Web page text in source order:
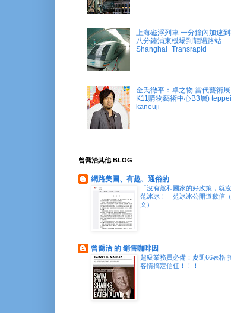
上海磁浮列車 一分鐘內加速
八分鐘浦東機場到龍陽路站
Shanghai_Transrapid
金氏徹平：卓之物 當代藝術
K11購物藝術中心B3層) teppei
kaneuji
曾喬治其他 BLOG
網路美圖、有趣、通俗的
「沒有黨和國家的好政策，就
范冰冰！」范冰冰公開道歉信
文）
曾喬治 的 銷售咖啡因
超級業務員必備：麥凱66表格
客情搞定信任！！！